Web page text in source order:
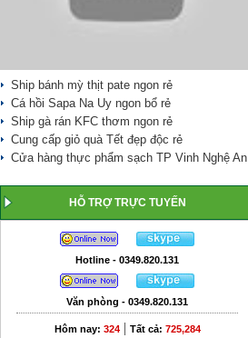
Ship bánh mỳ thịt pate ngon rẻ
Cá hồi Sapa Na Uy ngon bổ rẻ
Ship gà rán KFC thơm ngon rẻ
Cung cấp giỏ quà Tết đẹp độc rẻ
Cửa hàng thực phẩm sạch TP Vinh Nghệ An
HỖ TRỢ TRỰC TUYẾN
Hotline - 0349.820.131
Văn phòng - 0349.820.131
Hôm nay: 324| Tất cả: 725,284